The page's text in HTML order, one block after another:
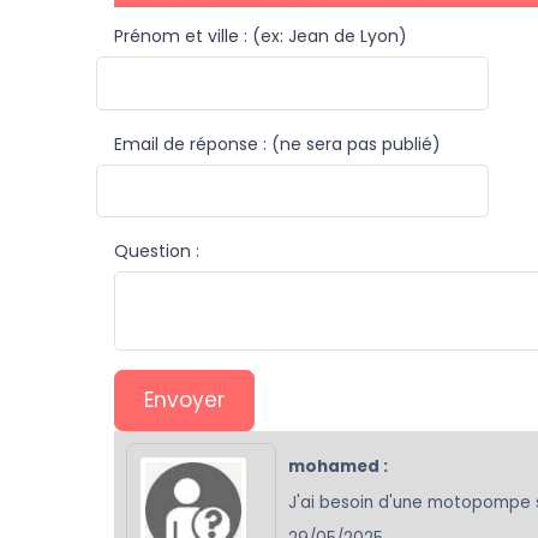
Prénom et ville : (ex: Jean de Lyon)
Email de réponse : (ne sera pas publié)
Question :
Envoyer
mohamed :
J'ai besoin d'une